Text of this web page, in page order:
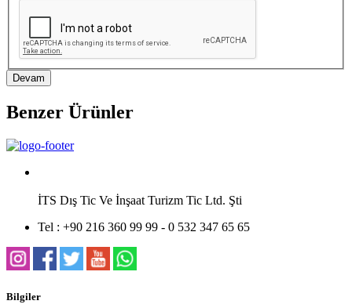
Devam
Benzer Ürünler
İTS Dış Tic Ve İnşaat Turizm Tic Ltd. Şti
Tel : +90 216 360 99 99 - 0 532 347 65 65
Bilgiler